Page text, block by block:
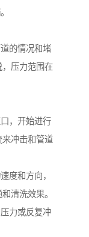
的情况和堵
压力范围在
，开始进行
冲击和管道
度和方向，
清洗效果。
力或反复冲